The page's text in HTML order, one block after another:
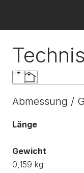
Abmessung /
Länge
Gewicht
0,159 kg